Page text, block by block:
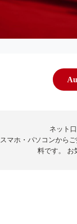
ネット
スマホ・パソコンからご
料です。
お